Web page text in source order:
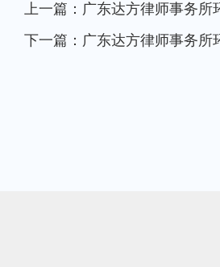
上一篇：广东达方律师事务所
下一篇：广东达方律师事务所